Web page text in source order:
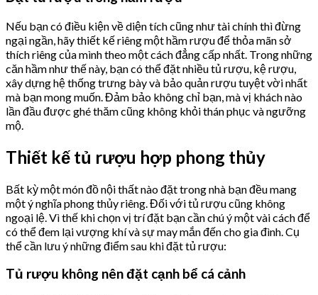
Nếu bạn có điều kiện về diện tích cũng như tài chính thì đừng
ngại ngần, hãy thiết kế riêng một hầm rượu để thỏa mãn sở
thích riêng của mình theo một cách đẳng cấp nhất. Trong những
căn hầm như thế này, bạn có thể đặt nhiều tủ rượu, kệ rượu,
xây dựng hệ thống trưng bày và bảo quản rượu tuyệt vời nhất
mà bạn mong muốn. Đảm bảo không chỉ bạn, mà vị khách nào
lần đầu được ghé thăm cũng không khỏi thán phục và ngưỡng
mộ.
Thiết kế tủ rượu hợp phong thủy
Bất kỳ một món đồ nội thất nào đặt trong nhà bạn đều mang
một ý nghĩa phong thủy riêng. Đối với tủ rượu cũng không
ngoại lệ. Vì thế khi chọn vị trí đặt bạn cần chú ý một vài cách để
có thể đem lại vượng khí và sự may mắn đến cho gia đình. Cụ
thể cần lưu ý những điểm sau khi đặt tủ rượu:
Tủ rượu không nên đặt cạnh bể cá cảnh